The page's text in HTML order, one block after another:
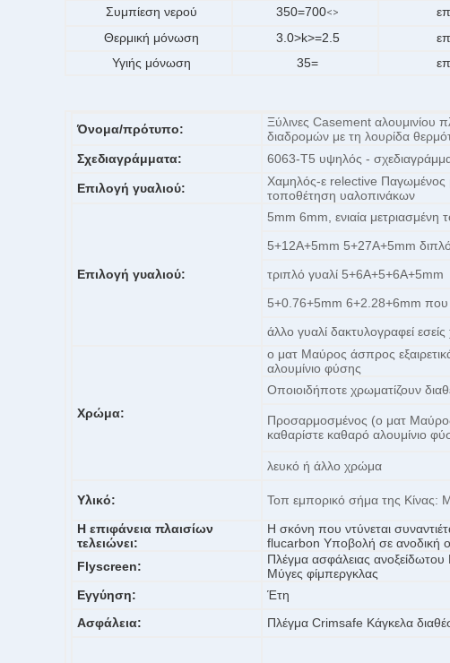
Συμπίεση νερού
350=700<>
Θερμική μόνωση
3.0>k>=2.5
Υγιής μόνωση
35=
Όνομα/πρότυπο:
Ξύλινες Casement αλουμινίου
διαδρομών με τη λουρίδα
Σχεδιαγράμματα:
6063-T5 υψηλός -
Επιλογή γυαλιού:
Χαμηλός-ε relective Παγωμένος
τοποθέτηση υαλοπινάκων
Επιλογή γυαλιού:
5mm 6mm, ενιαία
5+12A+5mm 5+27A+5mm
τριπλό γυαλί 5+6A+5+6A+5mm
5+0.76+5mm 6+2.28+6mm που
άλλο γυαλί δακτυλογραφεί εσείς
Χρώμα:
ο ματ Μαύρος άσπρος
αλουμίνιο φύσης
Οποιοιδήποτε χρωματίζουν
Προσαρμοσμένος (ο ματ
καθαρίστε καθαρό αλουμίνιο
λευκό ή άλλο χρώμα
Υλικό:
Τοπ εμπορικό σήμα της Κίνας:
Η επιφάνεια πλαισίων
τελειώνει:
Η σκόνη που ντύνεται
flucarbon Υποβολή σε ανοδική
Flyscreen:
Πλέγμα ασφάλειας ανοξείδωτου
Μύγες φίμπεργκλας
Εγγύηση:
Έτη
Ασφάλεια:
Πλέγμα Crimsafe Κάγκελα